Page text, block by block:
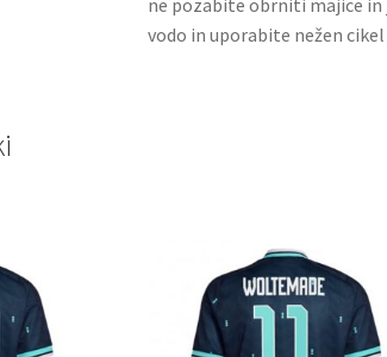
ne pozabite obrniti majice
vodo in uporabite nežen